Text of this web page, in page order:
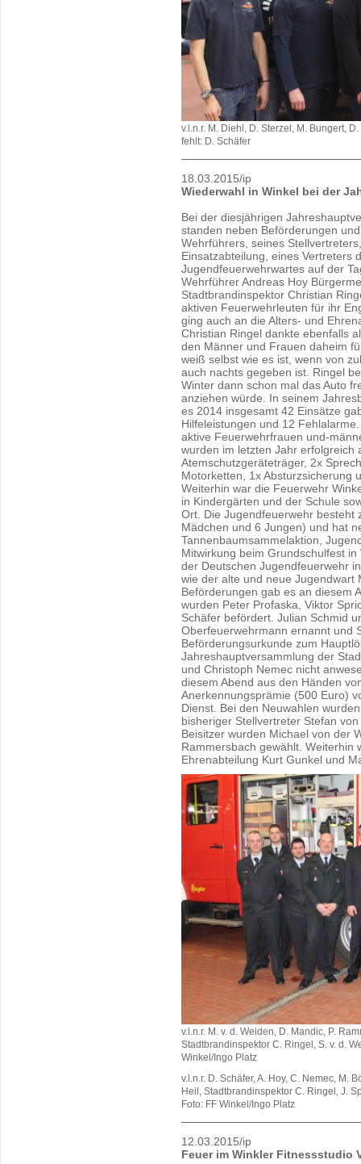
v.l.n.r. M. Diehl, D. Sterzel, M. Bungert,
fehlt: D. Schäfer
18.03.2015/ip
Wiederwahl in Winkel bei der
Bei der diesjährigen
standen neben Beförderungen
Wehrführers, seines
Einsatzabteilung, eines Vertreters
Jugendfeuerwehrwartes auf der
Wehrführer Andreas Hoy
Stadtbrandinspektor Christian
aktiven Feuerwehrleuten für ihr
ging auch an die Alters- und
Christian Ringel dankte ebenfalls
den Männer und Frauen daheim
weiß selbst wie es ist, wenn von
auch nachts gegeben ist. Ringel
Winter dann schon mal das Auto
anziehen würde. In seinem
es 2014 insgesamt 42 Einsätze
Hilfeleistungen und 12
aktive Feuerwehrfrauen und-
wurden im letzten Jahr erfolgreich
Atemschutzgeräteträger, 2x
Motorketten, 1x Absturzsicherung
Weiterhin war die Feuerwehr
in Kindergärten und der Schule
Ort. Die Jugendfeuerwehr besteht
Mädchen und 6 Jungen) und hat
Tannenbaumsammelaktion,
Mitwirkung beim Grundschulfest
der Deutschen Jugendfeuerwehr
wie der alte und neue Jugendwart
Beförderungen gab es an diesem
wurden Peter Profaska, Viktor
Schäfer befördert. Julian Schmid
Oberfeuerwehrmann ernannt und
Beförderungsurkunde zum
Jahreshauptversammlung der
und Christoph Nemec nicht
diesem Abend aus den Händen
Anerkennungsprämie (500 Euro)
Dienst. Bei den Neuwahlen
bisheriger Stellvertreter Stefan
Beisitzer wurden Michael von der
Rammersbach gewählt. Weiterhin
Ehrenabteilung Kurt Gunkel und
v.l.n.r. M. v. d. Weiden, D. Mandic, P.
Stadtbrandinspektor C. Ringel, S. v. d.
Winkel/Ingo Platz
v.l.n.r. D. Schäfer, A. Hoy, C. Nemec, M.
Heil, Stadtbrandinspektor C. Ringel, J.
Foto: FF Winkel/Ingo Platz
12.03.2015/ip
Feuer im Winkler Fitnessstudio